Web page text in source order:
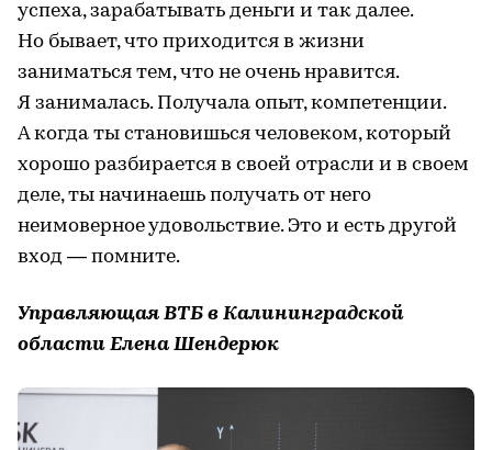
успеха, зарабатывать деньги и так далее.
Но бывает, что приходится в жизни
заниматься тем, что не очень нравится.
Я занималась. Получала опыт, компетенции.
А когда ты становишься человеком, который
хорошо разбирается в своей отрасли и в своем
деле, ты начинаешь получать от него
неимоверное удовольствие. Это и есть другой
вход — помните.
Управляющая ВТБ в Калининградской
области Елена Шендерюк